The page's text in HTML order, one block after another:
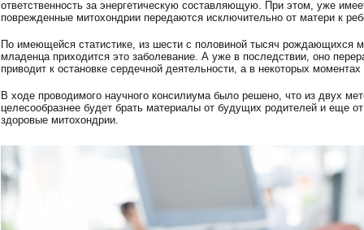
ответственность за энергетическую составляющую. При этом, уже
поврежденные митохондрии передаются исключительно от матери к
По имеющейся статистике, из шести с половиной тысяч рождающихся
младенца приходится это заболевание. А уже в последствии, оно
приводит к остановке сердечной деятельности, а в некоторых моментах
В ходе проводимого научного консилиума было решено, что из двух
целесообразнее будет брать материалы от будущих родителей и еще
здоровые митохондрии.